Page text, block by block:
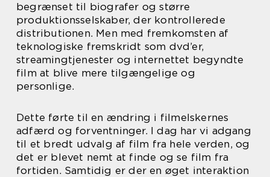
begrænset til biografer og større
produktionsselskaber, der kontrollerede
distributionen. Men med fremkomsten af
teknologiske fremskridt som dvd’er,
streamingtjenester og internettet begyndte
film at blive mere tilgængelige og
personlige.
Dette førte til en ændring i filmelskernes
adfærd og forventninger. I dag har vi adgang
til et bredt udvalg af film fra hele verden, og
det er blevet nemt at finde og se film fra
fortiden. Samtidig er der en øget interaktion